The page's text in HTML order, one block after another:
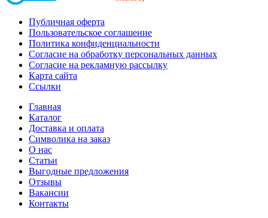
Публичная оферта
Пользовательское соглашение
Политика конфиденциальности
Согласие на обработку персональных данных
Согласие на рекламную рассылку
Карта сайта
Ссылки
Главная
Каталог
Доставка и оплата
Символика на заказ
О нас
Статьи
Выгодные предложения
Отзывы
Вакансии
Контакты